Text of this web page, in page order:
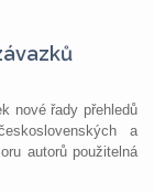
nové řady přehledů
a
autorů použitelná